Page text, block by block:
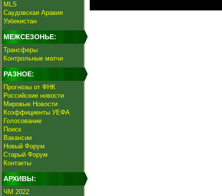
MLS
Саудовская Аравия
Узбекистан
МЕЖСЕЗОНЬЕ:
Трансферы
Контрольные матчи
РАЗНОЕ:
Прогнозы от ФНК
Российские новости
Мировые Новости
Коэффициенты УЕФА
Голосование
Поиск
Вакансии
Новый Форум
Старый Форум
Контакты
АРХИВЫ:
ЧМ 2022